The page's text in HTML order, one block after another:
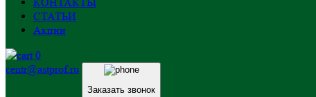
СТАТЬИ
Акции
0
centr@astprof.ru
Заказать звонок